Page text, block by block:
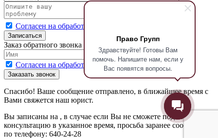
Право Групп
Здравствуйте! Готовы Вам
помочь. Напишите нам, если у
Вас появятся вопросы.
Согласен на обработку персональных данных
Записаться
Заказ обратного звонка
Согласен на обработку персональных данных
Заказать звонок
Спасибо! Ваше сообщение отправлено, в ближайшее время с
Вами свяжется наш юрист.
Вы записаны на , в случае если Вы не сможете подойти на
консультацию в указанное время, просьба заранее сообщить
по телефону: 640-24-28